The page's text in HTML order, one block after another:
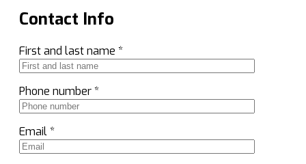
Contact Info
First and last name *
Phone number *
Email *